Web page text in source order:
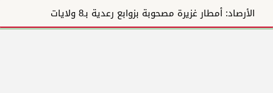
الأرصاد: أمطار غزيرة مصحوبة بزوابع رعدية بـ8 ولايات